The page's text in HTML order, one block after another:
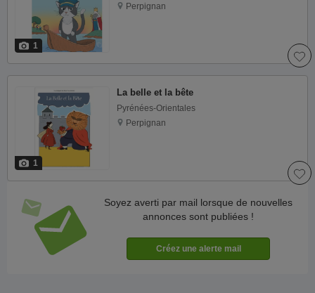
1
Perpignan
1
La belle et la bête
Pyrénées-Orientales
Perpignan
Soyez averti par mail lorsque de nouvelles
annonces sont publiées !